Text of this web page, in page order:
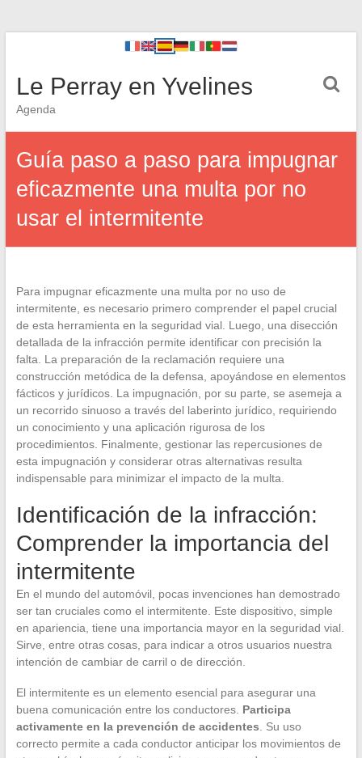
Le Perray en Yvelines
Agenda
Guía paso a paso para impugnar
eficazmente una multa por no
usar el intermitente
Para impugnar eficazmente una multa por no uso de
intermitente, es necesario primero comprender el papel crucial
de esta herramienta en la seguridad vial. Luego, una disección
detallada de la infracción permite identificar con precisión la
falta. La preparación de la reclamación requiere una
construcción metódica de la defensa, apoyándose en elementos
fácticos y jurídicos. La impugnación, por su parte, se asemeja a
un recorrido sinuoso a través del laberinto jurídico, requiriendo
un conocimiento y una aplicación rigurosa de los
procedimientos. Finalmente, gestionar las repercusiones de
esta impugnación y considerar otras alternativas resulta
indispensable para minimizar el impacto de la multa.
Identificación de la infracción:
Comprender la importancia del
intermitente
En el mundo del automóvil, pocas invenciones han demostrado
ser tan cruciales como el intermitente. Este dispositivo, simple
en apariencia, tiene una importancia mayor en la seguridad vial.
Sirve, entre otras cosas, para indicar a otros usuarios nuestra
intención de cambiar de carril o de dirección.
El intermitente es un elemento esencial para asegurar una
buena comunicación entre los conductores. Participa
activamente en la prevención de accidentes . Su uso
correcto permite a cada conductor anticipar los movimientos de